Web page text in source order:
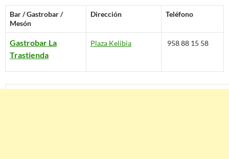
Bar / Gastrobar /
Mesón
Dirección Teléfono
Gastrobar La
Trastienda
Plaza Kelibia 958 88 15 58